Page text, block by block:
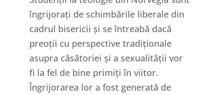
îngrijorați de schimbările liberale din
cadrul bisericii și se întreabă dacă
preoții cu perspective tradiționale
asupra căsătoriei și a sexualității vor
fi la fel de bine primiți în viitor.
Îngrijorarea lor a fost generată de